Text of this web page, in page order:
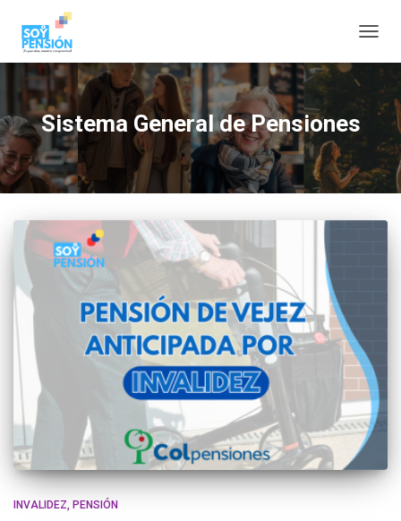
Sistema General de Pensiones
INVALIDEZ PENSIÓN